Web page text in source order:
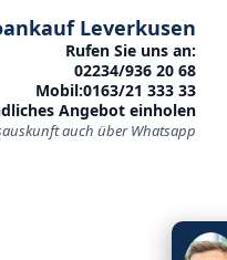
Leverkusen
Rufen Sie uns an:
02234/936 20 68
Mobil:0163/21 333 33
Angebot einholen
auch über Whatsapp